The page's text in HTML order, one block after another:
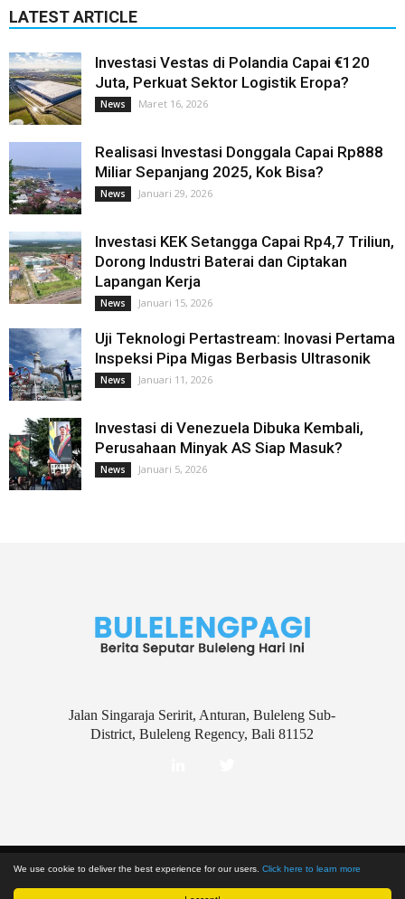
We use cookie to deliver the best experience for our users. Click here to learn more
LATEST ARTICLE
Investasi Vestas di Polandia Capai €120
Juta, Perkuat Sektor Logistik Eropa?
News Maret 16, 2026
Realisasi Investasi Donggala Capai Rp888
Miliar Sepanjang 2025, Kok Bisa?
News Januari 29, 2026
Investasi KEK Setangga Capai Rp4,7 Triliun,
Dorong Industri Baterai dan Ciptakan
Lapangan Kerja
News Januari 15, 2026
Uji Teknologi Pertastream: Inovasi Pertama
Inspeksi Pipa Migas Berbasis Ultrasonik
News Januari 11, 2026
Investasi di Venezuela Dibuka Kembali,
Perusahaan Minyak AS Siap Masuk?
News Januari 5, 2026
Jalan Singaraja Seririt, Anturan, Buleleng Sub-
District, Buleleng Regency, Bali 81152
Disclaimer Kebijakan Privasi